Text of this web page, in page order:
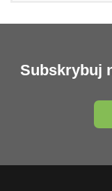
Subskrybuj